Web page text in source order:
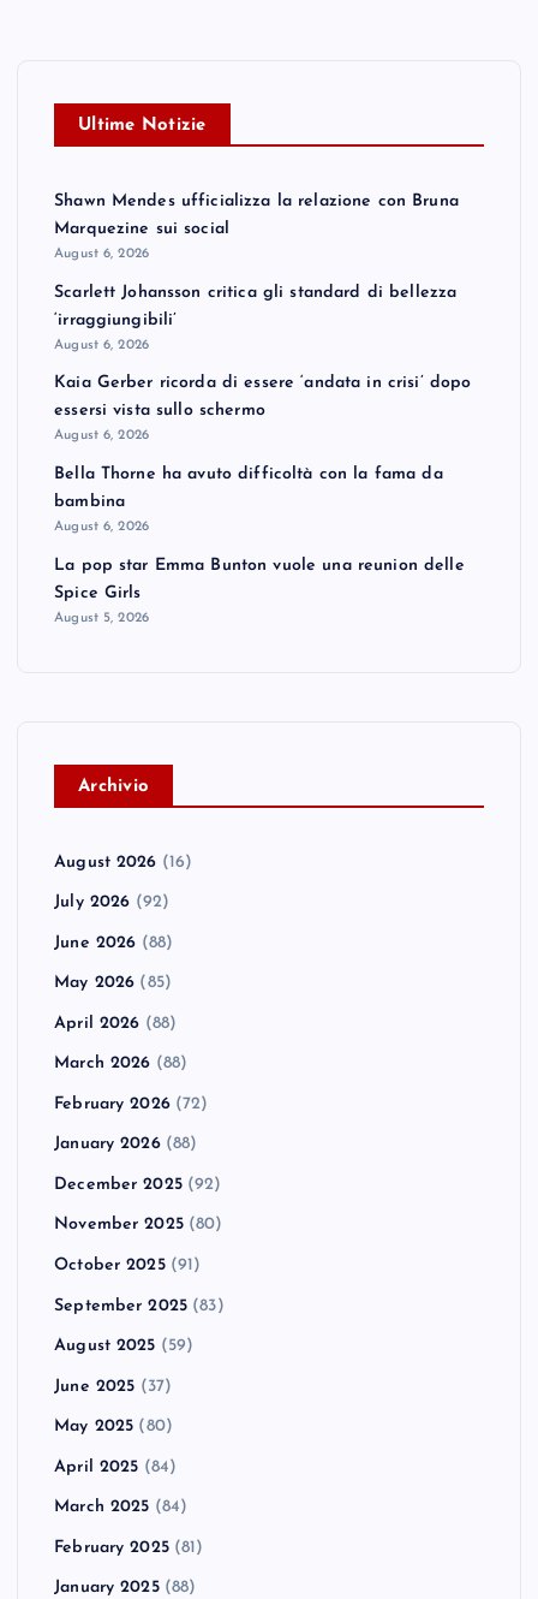
Ultime Notizie
Shawn Mendes ufficializza la relazione con Bruna
Marquezine sui social
August 6, 2026
Scarlett Johansson critica gli standard di bellezza
‘irraggiungibili’
August 6, 2026
Kaia Gerber ricorda di essere ‘andata in crisi’ dopo
essersi vista sullo schermo
August 6, 2026
Bella Thorne ha avuto difficoltà con la fama da
bambina
August 6, 2026
La pop star Emma Bunton vuole una reunion delle
Spice Girls
August 5, 2026
Archivio
August 2026 (16)
July 2026 (92)
June 2026 (88)
May 2026 (85)
April 2026 (88)
March 2026 (88)
February 2026(72)
January 2026(88)
December 2025(92)
November 2025(80)
October 2025(91)
September 2025 (83)
August 2025 (59)
June 2025 (37)
May 2025 (80)
April 2025 (84)
March 2025 (84)
February 2025(81)
January 2025(88)